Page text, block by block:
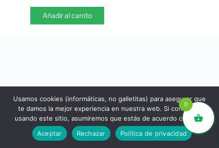
Añadir al carrito
libros.eco © - Desde Barcelona para el mundo 💚 |
Devoluciones y reembolsos|Política de Privacidad
0
Usamos cookies (informáticas, no galletitas) para asegurar que
te damos la mejor experiencia en nuestra web. Si continúas
usando este sitio, asumiremos que estás de acuerdo con ello.
Aceptar
Rechazar Política de privacidad